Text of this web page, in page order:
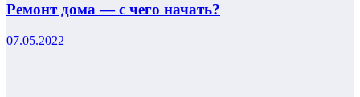
Ремонт дома — с чего начать?
07.05.2022